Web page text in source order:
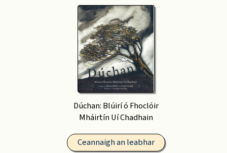
Dúchan: Blúirí ó Fhoclóir
Mháirtín Uí Chadhain
Ceannaigh an leabhar